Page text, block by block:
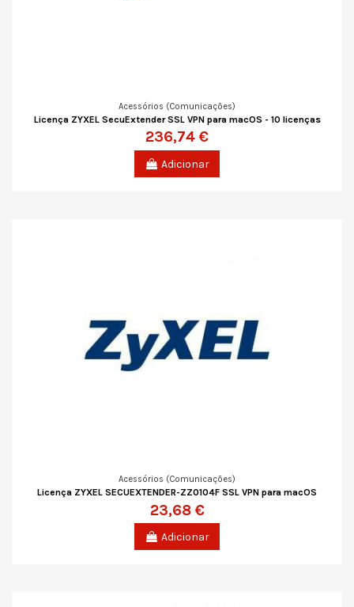
Acessórios (Comunicações)
Licença ZYXEL SecuExtender SSL VPN para macOS - 10 licenças
236,74 €
Adicionar
Acessórios (Comunicações)
Licença ZYXEL SECUEXTENDER-ZZ0104F SSL VPN para macOS
23,68 €
Adicionar